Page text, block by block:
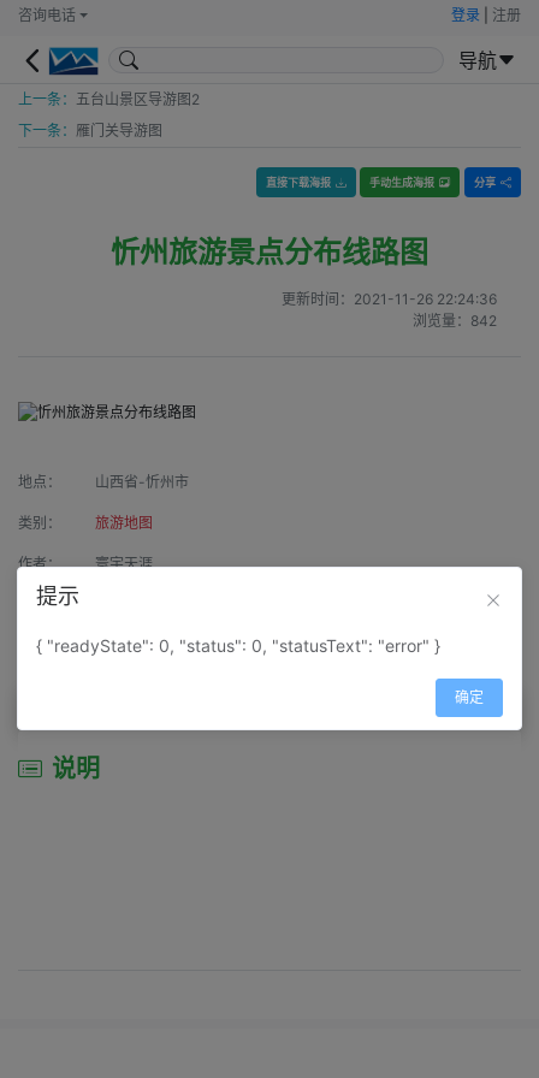
咨询电话 登录 注册
导航
上一条： 五台山景区导游图2
下一条： 雁门关导游图
直接下载海报 手动生成海报 分享
忻州旅游景点分布线路图
更新时间： 2021-11-26 22:24:36
浏览量： 842
地点： 山西省-忻州市
类别： 旅游地图
作者： 寰宇天涯
来源：
属性： 地图属性： 地图类型-旅游资源分布图
说明
提示
{ "readyState": 0, "status": 0, "statusText": "error" }
确定